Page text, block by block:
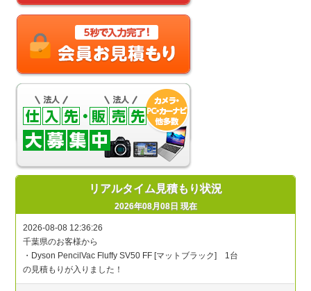
リアルタイム見積もり状況
2026年08月08日 現在